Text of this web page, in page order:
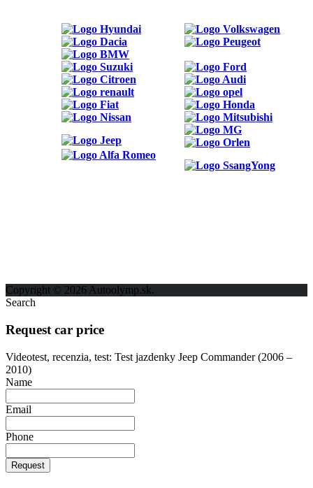
Copyright © 2026 Autoolymp.sk.
Search
Request car price
Videotest, recenzia, test: Test jazdenky Jeep Commander (2006 –
2010)
Name
Email
Phone
Request